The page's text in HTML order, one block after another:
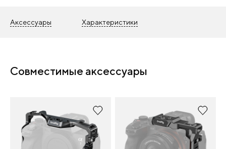
Аксессуары Характеристики
Совместимые аксессуары